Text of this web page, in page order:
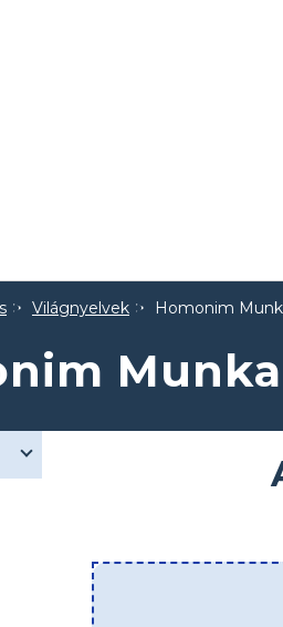
Világnyelvek Homonim